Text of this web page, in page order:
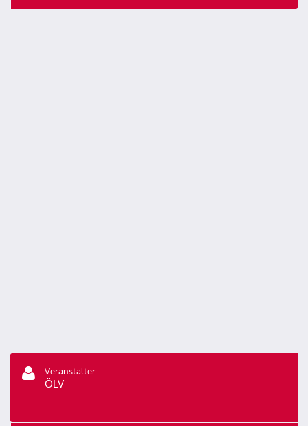
Veranstalter
ÖLV